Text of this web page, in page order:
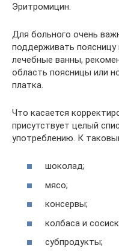
Эритромицин.
Для больного очень
поддерживать поясницу
лечебные ванны,
область поясницы или
платка.
Что касается
присутствует целый
употреблению. К
шоколад;
мясо;
консервы;
колбаса и
субпродукты;